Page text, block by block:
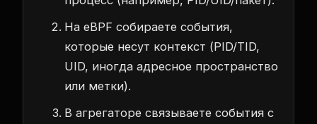
На eBPF собираете события,
которые несут контекст (PID/TID,
UID, иногда адресное пространство
или метки).
В агрегаторе связываете события с